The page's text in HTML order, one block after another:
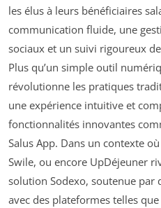
les élus à leurs bénéficiaires
communication fluide, une
sociaux et un suivi rigoureux
Plus qu’un simple outil
révolutionne les pratiques
une expérience intuitive et
fonctionnalités innovantes
Salus App. Dans un contexte
Swile, ou encore UpDéjeuner
solution Sodexo, soutenue par
avec des plateformes telles